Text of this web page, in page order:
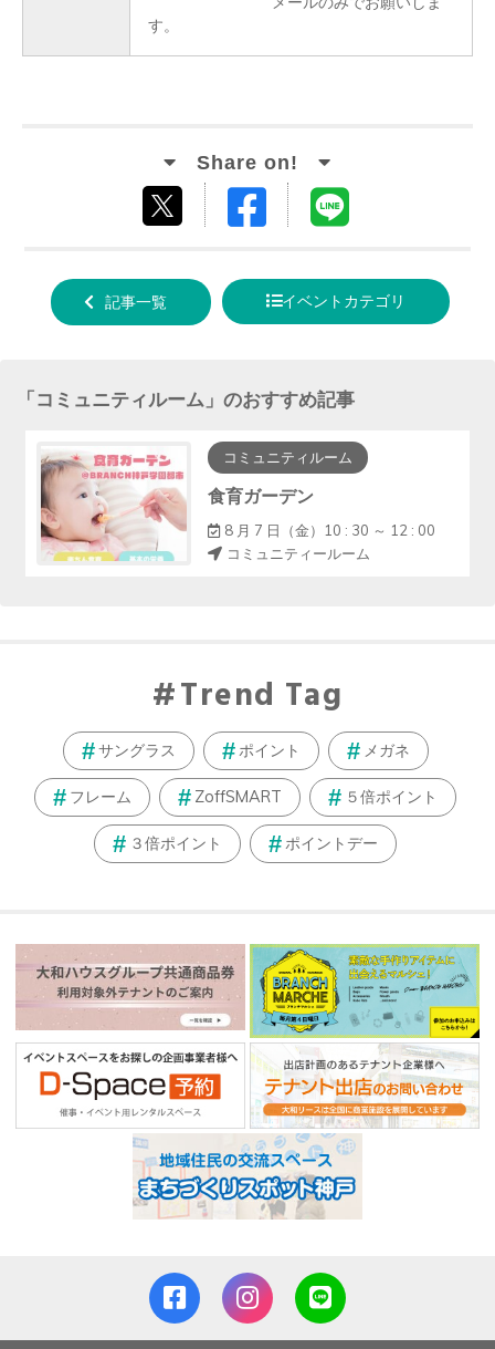
す。
する
Facebook
る
記事一覧 イベントカテゴリ
「コミュニティルーム 」のおすすめ記事
コミュニティルーム
食育ガーデン
8 月 7 日（金）10 : 30 ～ 12 : 00
コミュニティールーム
Trend Tag
サングラス ポイント メガネ
フレーム ZoffSMART ５倍ポイント
３倍ポイント ポイントデー